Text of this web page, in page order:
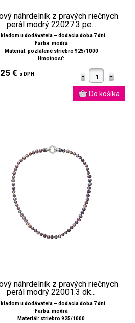
náhrdelník z pravých riečnych
perál modrý 22027.3 pe...
u dodávateľa – dodacia doba 7 dní
Farba: modrá
Materiál: pozlátené striebro 925/1000
Hmotnosť:
€ s DPH
náhrdelník z pravých riečnych
perál modrý 22001.3 dk...
u dodávateľa – dodacia doba 7 dní
Farba: modrá
Materiál: striebro 925/1000